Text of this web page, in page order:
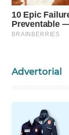
Advertorial
KELISTRIKAN
WALINKI
MAWAKA
ID
MARTABAT
NET